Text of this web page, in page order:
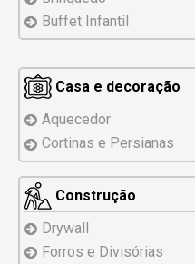
Buffet Infantil
Casa e decoração
Aquecedor
Cortinas e Persianas
Construção
Drywall
Forros e Divisórias